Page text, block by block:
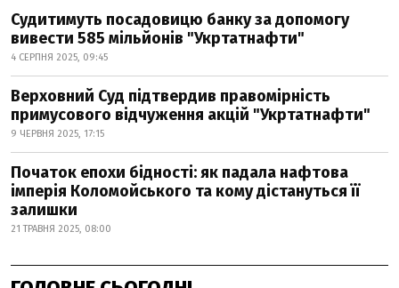
Судитимуть посадовицю банку за допомогу
вивести 585 мільйонів "Укртатнафти"
4 СЕРПНЯ 2025, 09:45
Верховний Суд підтвердив правомірність
примусового відчуження акцій "Укртатнафти"
9 ЧЕРВНЯ 2025, 17:15
Початок епохи бідності: як падала нафтова
імперія Коломойського та кому дістануться її
залишки
21 ТРАВНЯ 2025, 08:00